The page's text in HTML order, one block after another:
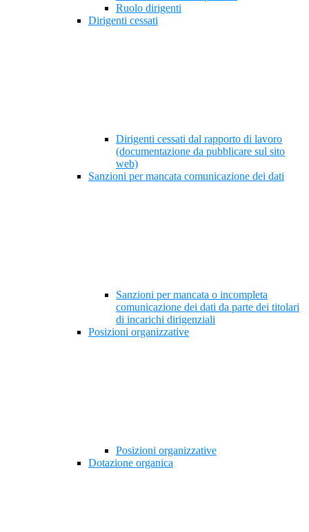
Ruolo dirigenti
Dirigenti cessati
Dirigenti cessati dal rapporto di lavoro
(documentazione da pubblicare sul sito
web)
Sanzioni per mancata comunicazione dei dati
Sanzioni per mancata o incompleta
comunicazione dei dati da parte dei titolari
di incarichi dirigenziali
Posizioni organizzative
Posizioni organizzative
Dotazione organica